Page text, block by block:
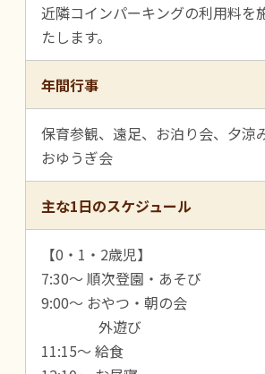
近隣コインパーキングの利用料を
たします。
年間行事
保育参観、遠足、お泊り会、夕涼
おゆうぎ会
主な1日のスケジュール
【0・1・2歳児】
7:30～ 順次登園・あそび
9:00～ おやつ・朝の会
外遊び
11:15～ 給食